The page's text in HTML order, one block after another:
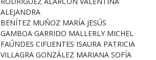
ALEJANDRA
BENÍTEZ MUÑOZ MARÍA JESÚS
GAMBOA GARRIDO MALLERLY MICHEL
FAÚNDES CIFUENTES ISAURA PATRICIA
VILLAGRA GONZÁLEZ MARIANA SOFÍA